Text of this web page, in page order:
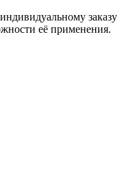
заказу
её применения.